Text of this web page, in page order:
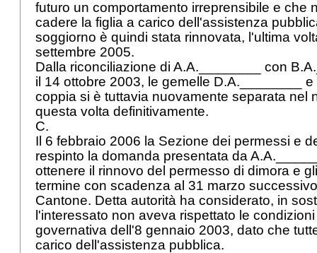
futuro un comportamento irreprensibile e che
cadere la figlia a carico dell'assistenza
soggiorno è quindi stata rinnovata, l'ultima
settembre 2005.
Dalla riconciliazione di A.A.________ con
il 14 ottobre 2003, le gemelle D.A.________
coppia si è tuttavia nuovamente separata nel
questa volta definitivamente.
C.
Il 6 febbraio 2006 la Sezione dei permessi e
respinto la domanda presentata da
ottenere il rinnovo del permesso di dimora e
termine con scadenza al 31 marzo
Cantone. Detta autorità ha considerato, in
l'interessato non aveva rispettato le
governativa dell'8 gennaio 2003, dato che
carico dell'assistenza pubblica.